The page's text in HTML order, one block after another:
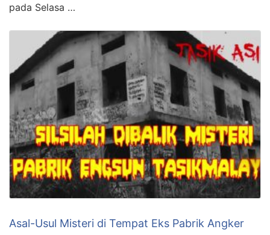
pada Selasa …
Asal-Usul Misteri di Tempat Eks Pabrik Angker